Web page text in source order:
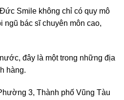
Smile không chỉ có quy mô
ngũ bác sĩ chuyên môn cao,
đây là một trong những địa
hàng.
3, Thành phố Vũng Tàu